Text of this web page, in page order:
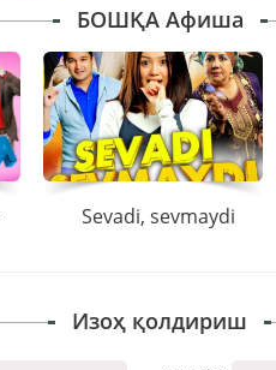
БОШҚА Афиша
Sevadi, sevmaydi
Изоҳ қолдириш